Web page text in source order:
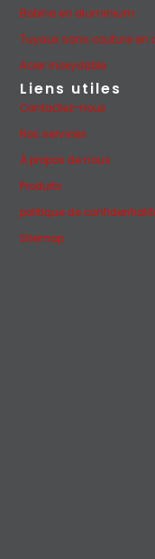
Bobine en aluminium
Tuyaux sans couture en
Acier inoxydable
Liens utiles
Contactez-nous
Nos services
À propos de nous
Produits
politique de
Sitemap